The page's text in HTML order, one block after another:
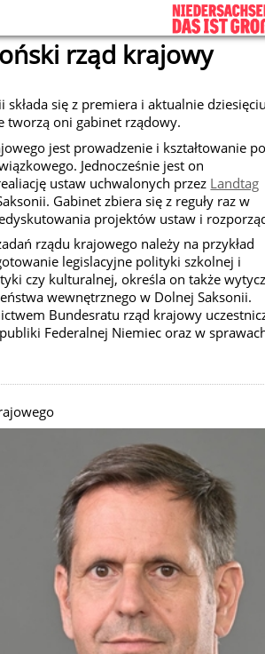
rząd krajowy
składa się z premiera i aktualnie
tworzą oni gabinet rządowy.
jest prowadzenie i kształtowanie
Jednocześnie jest on
ustaw uchwalonych przez Landtag
Gabinet zbiera się z reguły raz w
projektów ustaw i
rządu krajowego należy na przykład
legislacyjne polityki szkolnej i
czy kulturalnej, określa on także
wewnętrznego w Dolnej Saksonii.
Bundesratu rząd krajowy
Federalnej Niemiec oraz w